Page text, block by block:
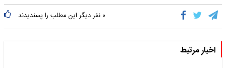
۰ نفر دیگر این مطلب را پسندیدند
اخبار مرتبط